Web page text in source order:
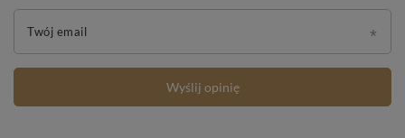
Twój email
Wyślij opinię